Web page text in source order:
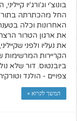
בונוצ'י וג'ורג'יו
החל מהכתרתה בתור
האחרונות וכלה
את ארגון הטרור
את נעליו ולפני
הקריירות
ביובנטוס. דור שלא
צפויים - הולנד
המשך לקרוא »